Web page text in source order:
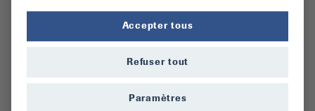
Pour des personnes atteintes de rhumatisme
Accepter tous
Refuser tout
Paramètres